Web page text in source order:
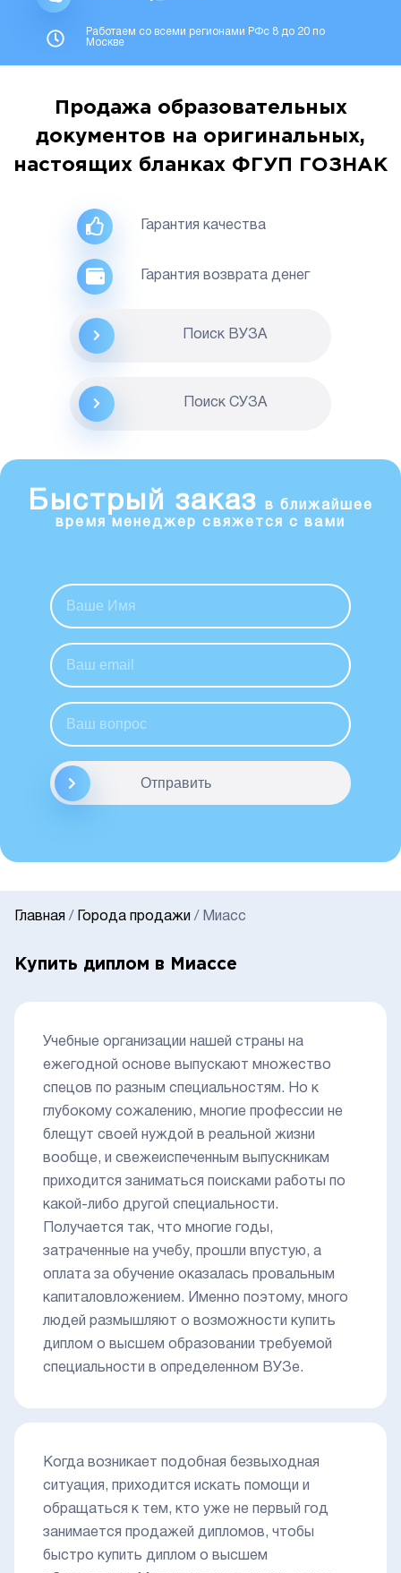
Работаем со всеми регионами РФс 8 до 20 по
Москве
Продажа образовательных
документов на оригинальных,
настоящих бланках ФГУП ГОЗНАК
Гарантия качества
Гарантия возврата денег
Поиск ВУЗА
Поиск CУЗА
Быстрый заказ
в ближайшее
время менеджер свяжется с вами
Отправить
Главная / Города продажи / Миасс
Купить диплом в Миассе
Учебные организации нашей страны на
ежегодной основе выпускают множество
спецов по разным специальностям. Но к
глубокому сожалению, многие профессии не
блещут своей нуждой в реальной жизни
вообще, и свежеиспеченным выпускникам
приходится заниматься поисками работы по
какой-либо другой специальности.
Получается так, что многие годы,
затраченные на учебу, прошли впустую, а
оплата за обучение оказалась провальным
капиталовложением. Именно поэтому, много
людей размышляют о возможности купить
диплом о высшем образовании требуемой
специальности в определенном ВУЗе.
Когда возникает подобная безвыходная
ситуация, приходится искать помощи и
обращаться к тем, кто уже не первый год
занимается продажей дипломов, чтобы
быстро купить диплом о высшем